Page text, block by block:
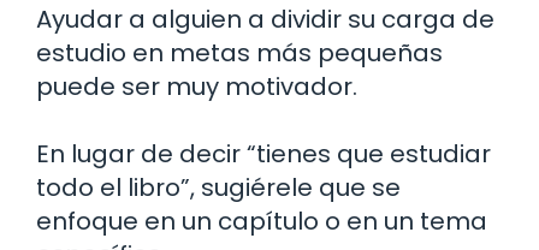
Ayudar a alguien a dividir su carga de
estudio en metas más pequeñas
puede ser muy motivador.
En lugar de decir “tienes que estudiar
todo el libro”, sugiérele que se
enfoque en un capítulo o en un tema